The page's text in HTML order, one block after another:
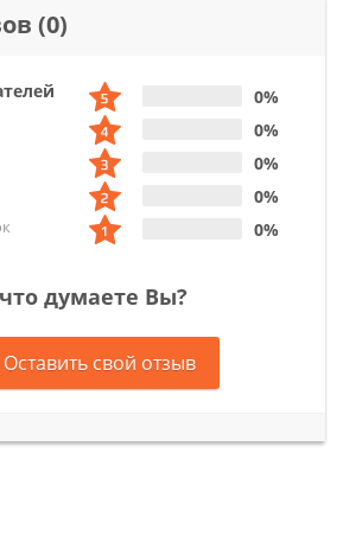
(0)
0%
0%
0%
0%
0%
думаете Вы?
Оставить свой отзыв